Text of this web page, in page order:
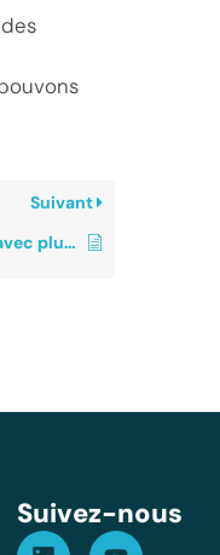
Suivant
Le produit est-il compatible avec plusieurs types de base de données ?
Suivez-nous
Assistant GT